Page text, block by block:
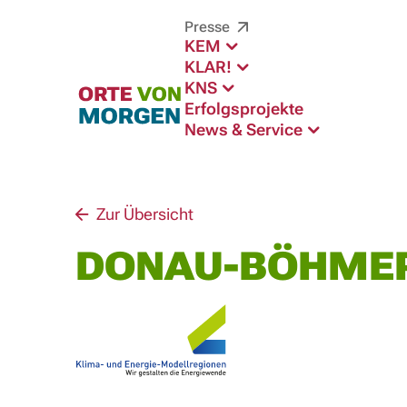
Presse
KEM
KLAR!
KNS
Erfolgsprojekte
News & Service
Zur Übersicht
DONAU-